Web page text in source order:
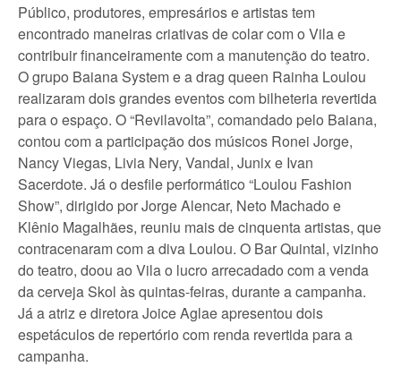
Público, produtores, empresários e artistas tem
encontrado maneiras criativas de colar com o Vila e
contribuir financeiramente com a manutenção do teatro.
O grupo Baiana System e a drag queen Rainha Loulou
realizaram dois grandes eventos com bilheteria revertida
para o espaço. O “Revilavolta”, comandado pelo Baiana,
contou com a participação dos músicos Ronei Jorge,
Nancy Viegas, Livia Nery, Vandal, Junix e Ivan
Sacerdote. Já o desfile performático “Loulou Fashion
Show”, dirigido por Jorge Alencar, Neto Machado e
Klênio Magalhães, reuniu mais de cinquenta artistas, que
contracenaram com a diva Loulou. O Bar Quintal, vizinho
do teatro, doou ao Vila o lucro arrecadado com a venda
da cerveja Skol às quintas-feiras, durante a campanha.
Já a atriz e diretora Joice Aglae apresentou dois
espetáculos de repertório com renda revertida para a
campanha.